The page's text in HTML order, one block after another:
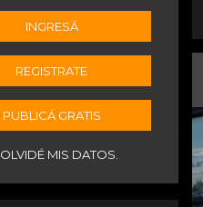
INGRESÁ
REGISTRATE
PUBLICÁ GRATIS
OLVIDÉ MIS DATOS.